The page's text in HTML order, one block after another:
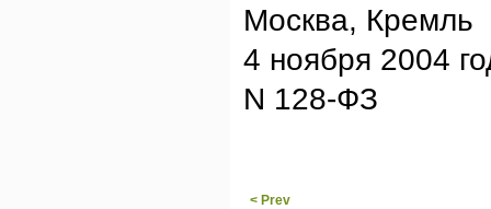
Москва, Кремль
4 ноября 2004
N 128-ФЗ
< Prev